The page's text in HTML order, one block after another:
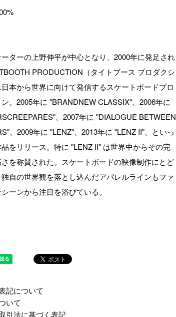
ターの上野伸平が中心となり、2000年に発足され
PRODUCTION（タイトブース プロダクシ
日本から世界に向けて発信するスケートボードプロ
。2005年に "BRANDNEW CLASSIX"、2006年に
、2007年に "DIALOGUE BETWEEN
、2009年に "LENZ"、2013年に "LENZ II"、といっ
をリリース。特に "LENZ II" は世界中からその完
を称賛された。スケートボードの映像制作にとど
独自の世界観を落とし込んだアパレルラインもファ
ーンから注目を浴びている。
記について
いて
引法に基づく表記